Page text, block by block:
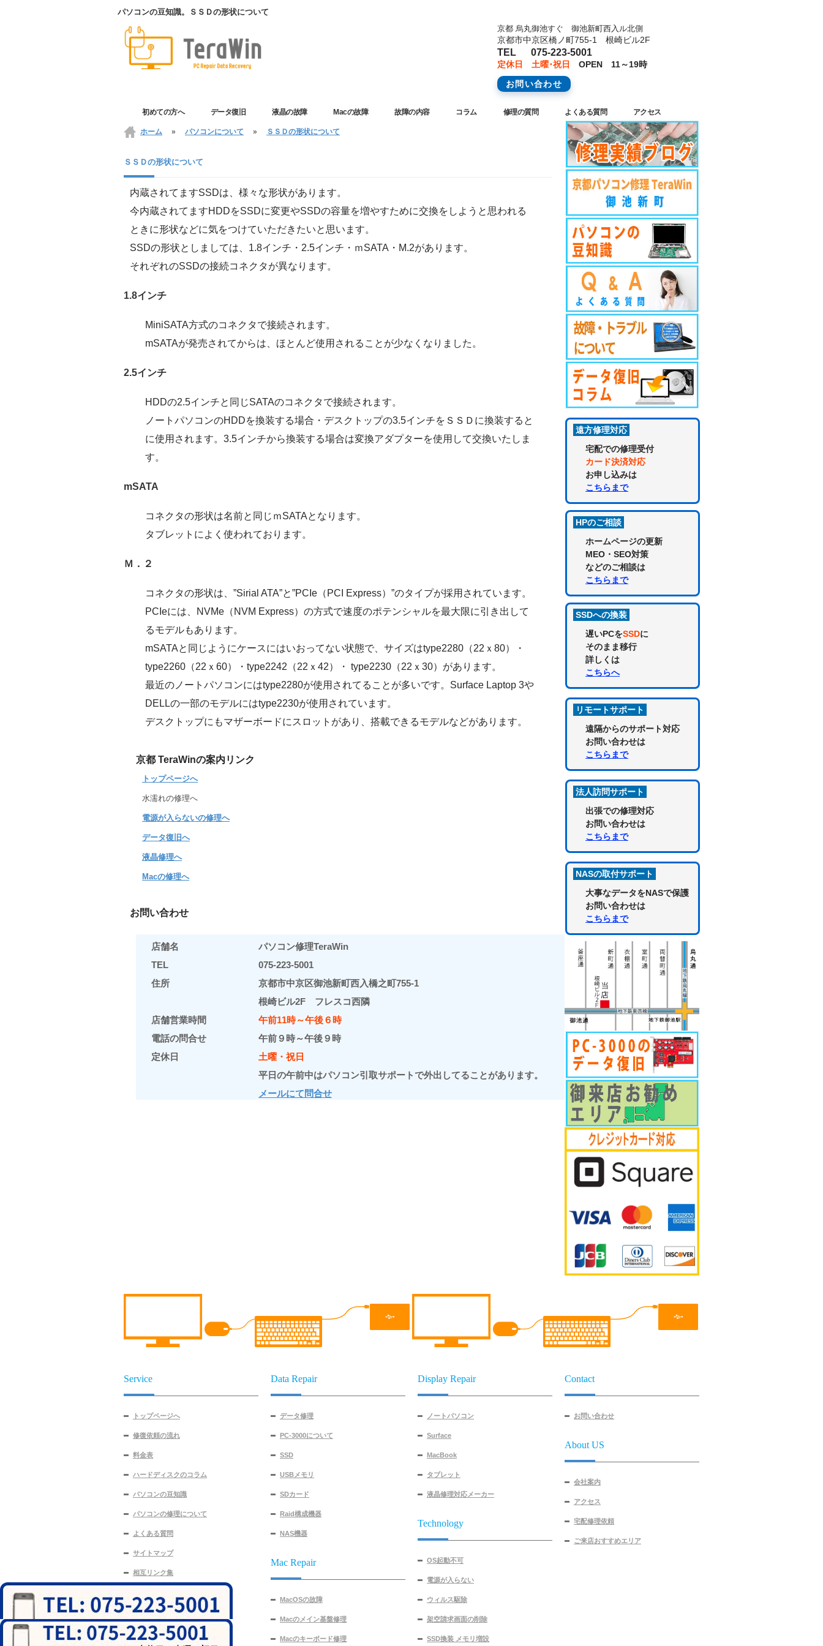
パソコンの豆知識。ＳＳＤの形状について
京都 烏丸御池すぐ 御池新町西入ル北側
京都市中京区橋ノ町755-1 根崎ビル2F
TEL 075-223-5001
定休日 土曜･祝日
OPEN 11～19時
お問い合わせ
初めての方へ データ復旧 液晶の故障 Macの故障 故障の内容 コラム 修理の質問 よくある質問 アクセス
ホーム » パソコンについて » ＳＳＤの形状について
ＳＳＤの形状について
内蔵されてますSSDは、様々な形状があります。
今内蔵されてますHDDをSSDに変更やSSDの容量を増やすために交換をしようと思われる
ときに形状などに気をつけていただきたいと思います。
SSDの形状としましては、1.8インチ・2.5インチ・ｍSATA・M.2があります。
それぞれのSSDの接続コネクタが異なります。
1.8インチ
MiniSATA方式のコネクタで接続されます。
mSATAが発売されてからは、ほとんど使用されることが少なくなりました。
2.5インチ
HDDの2.5インチと同じSATAのコネクタで接続されます。
ノートパソコンのHDDを換装する場合・デスクトップの3.5インチをＳＳＤに換装すると
に使用されます。3.5インチから換装する場合は変換アダプターを使用して交換いたしま
す。
mSATA
コネクタの形状は名前と同じｍSATAとなります。
タブレットによく使われております。
Ｍ．２
コネクタの形状は、”Sirial ATA”と”PCIe（PCI Express）”のタイプが採用されています。
PCIeには、NVMe（NVM Express）の方式で速度のポテンシャルを最大限に引き出して
るモデルもあります。
mSATAと同じようにケースにはいおってない状態で、サイズはtype2280（22ｘ80）・
type2260（22ｘ60）・type2242（22ｘ42）・ type2230（22ｘ30）があります。
最近のノートパソコンにはtype2280が使用されてることが多いです。Surface Laptop 3や
DELLの一部のモデルにはtype2230が使用されています。
デスクトップにもマザーボードにスロットがあり、搭載できるモデルなどがあります。
京都 TeraWinの案内リンク
トップページへ
水濡れの修理へ
電源が入らないの修理へ
データ復旧へ
液晶修理へ
Macの修理へ
お問い合わせ
店舗名
パソコン修理TeraWin
TEL
075-223-5001
住所
京都市中京区御池新町西入橋之町755-1
根崎ビル2F フレスコ西隣
店舗営業時間
午前11時～午後６時
電話の問合せ
午前９時～午後９時
定休日
土曜・祝日
平日の午前中はパソコン引取サポートで外出してることがあります。
メールにて問合せ
遠方修理対応
宅配での修理受付
カード決済対応
お申し込みは
こちらまで
HPのご相談
ホームページの更新
MEO・SEO対策
などのご相談は
こちらまで
SSDへの換装
遅いPCをSSDに
そのまま移行
詳しくは
こちらへ
リモートサポート
遠隔からのサポート対応
お問い合わせは
こちらまで
法人訪問サポート
出張での修理対応
お問い合わせは
こちらまで
NASの取付サポート
大事なデータをNASで保護
お問い合わせは
こちらまで
Service
トップページへ
修復依頼の流れ
料金表
ハードディスクのコラム
パソコンの豆知識
パソコンの修理について
よくある質問
サイトマップ
相互リンク集
Data Repair
データ修理
PC-3000について
SSD
USBメモリ
SDカード
Raid構成機器
NAS機器
Mac Repair
MacOSの故障
Macのメイン基盤修理
Macのキーボード修理
Display Repair
ノートパソコン
Surface
MacBook
タブレット
液晶修理対応メーカー
Technology
OS起動不可
電源が入らない
ウィルス駆除
架空請求画面の削除
SSD換装 メモリ増設
Contact
お問い合わせ
About US
会社案内
アクセス
宅配修理依頼
ご来店おすすめエリア